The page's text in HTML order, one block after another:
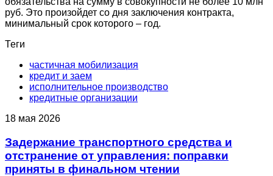
руб. Это произойдет со дня заключения контракта,
минимальный срок которого – год.
Теги
частичная мобилизация
кредит и заем
исполнительное производство
кредитные организации
18 мая 2026
Задержание транспортного средства и
отстранение от управления: поправки
приняты в финальном чтении